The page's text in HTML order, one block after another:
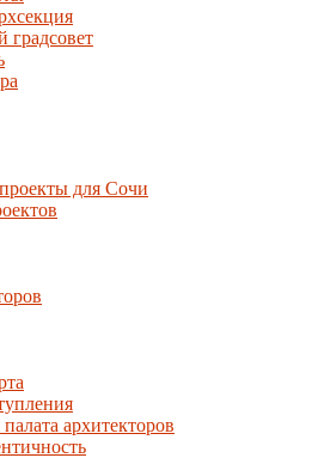
для Сочи
архитекторов